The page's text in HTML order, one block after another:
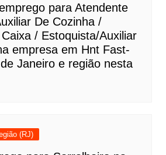
para Atendente
De Cozinha /
/ Estoquista/Auxiliar
empresa em Hnt Fast-
Janeiro e região nesta
(RJ)